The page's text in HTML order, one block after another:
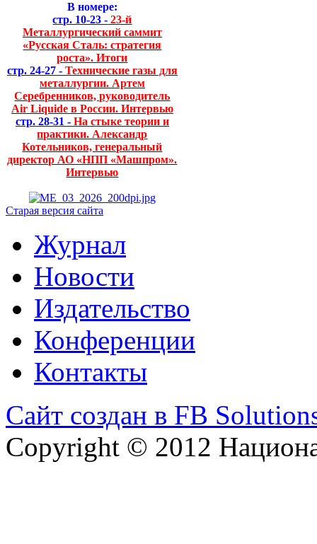
В номере:
стр. 10-23 - 23-й
Металлургический саммит
«Русская Сталь: стратегия
роста». Итоги
стр. 24-27 - Технические газы для
металлургии. Артем
Серебренников, руководитель
Air Liquide в России. Интервью
стр. 28-31 - На стыке теории и
практики. Александр
Котельников, генеральный
директор АО «НПП «Машпром».
Интервью
Старая версия сайта
Журнал
Новости
Издательство
Конференции
Контакты
Сайт создан в FB
Copyright © 2012